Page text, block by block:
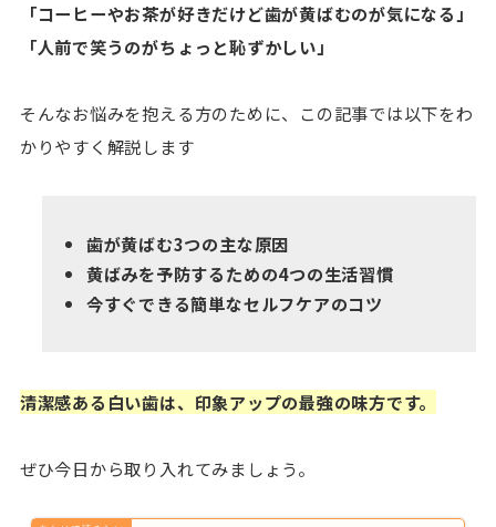
「コーヒーやお茶が好きだけど歯が黄ばむのが気になる」
「人前で笑うのがちょっと恥ずかしい」
そんなお悩みを抱える方のために、この記事では以下をわ
かりやすく解説します
歯が黄ばむ3つの主な原因
黄ばみを予防するための4つの生活習慣
今すぐできる簡単なセルフケアのコツ
清潔感ある白い歯は、印象アップの最強の味方です。
ぜひ今日から取り入れてみましょう。